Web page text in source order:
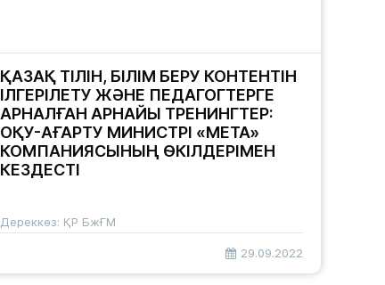
ҚАЗАҚ ТІЛІН, БІЛІМ БЕРУ КОНТЕНТІН
ІЛГЕРІЛЕТУ ЖӘНЕ ПЕДАГОГТЕРГЕ
АРНАЛҒАН АРНАЙЫ ТРЕНИНГТЕР:
ОҚУ-АҒАРТУ МИНИСТРІ «МЕТА»
КОМПАНИЯСЫНЫҢ ӨКІЛДЕРІМЕН
КЕЗДЕСТІ
Дереккөз: ҚР БжҒМ
29.09.2022